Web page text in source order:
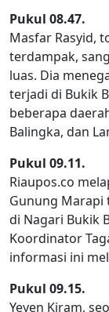
Pukul 08.47.
Masfar Rasyid,
terdampak,
luas. Dia
terjadi di Bukik
beberapa
Balingka, dan
Pukul 09.11.
Riaupos.co
Gunung Marapi
di Nagari Bukik
Koordinator
informasi ini
Pukul 09.15.
Yeyen Kiram,